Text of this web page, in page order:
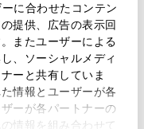
に合わせたコンテン
提供、広告の表示回
またユーザーによる
、ソーシャルメディ
ーと共有していま
情報とユーザーが各
ーが各パートナーの
情報を組み合わせて